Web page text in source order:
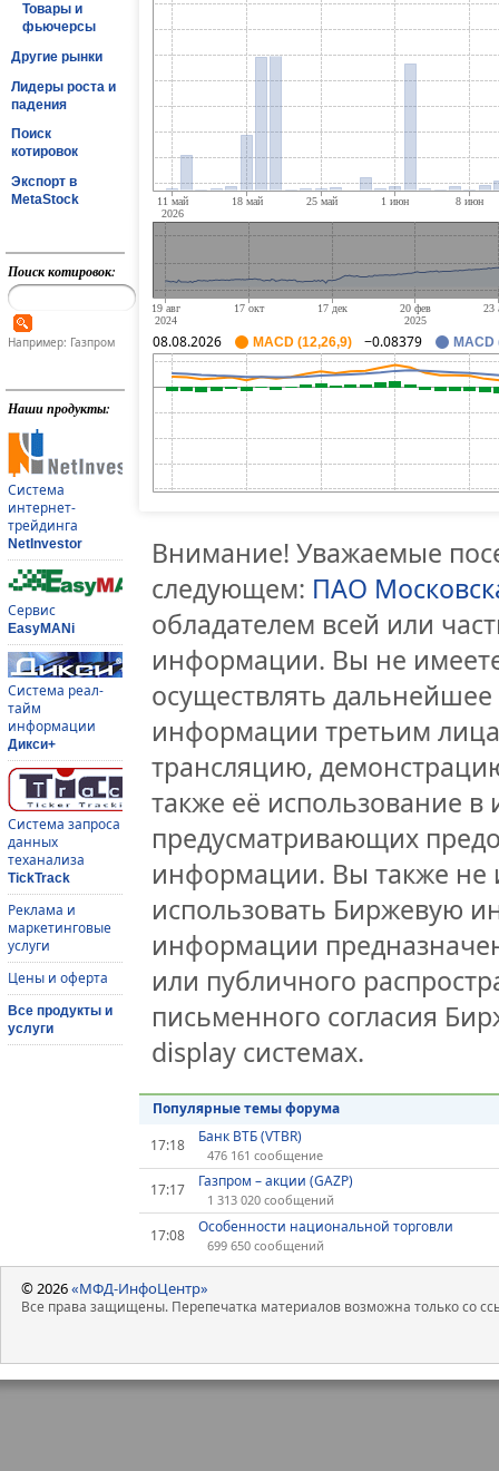
Товары и
фьючерсы
Другие рынки
Лидеры роста и
падения
Поиск
котировок
Экспорт в
MetaStock
Поиск котировок:
Например: Газпром
Наши продукты:
Система
интернет-
трейдинга
NetInvestor
Сервис
EasyMANi
Система реал-
тайм
информации
Дикси+
Система запроса
данных
теханализа
TickTrack
Реклама и
маркетинговые
услуги
Цены и оферта
Все продукты и
услуги
08.08.2026 MACD (12,26,9) −0.08379 MACD
Внимание! Уважаемые
следующем: ПАО
обладателем всей или
информации. Вы не
осуществлять
информации третьим
трансляцию,
также её использование
предусматривающих
информации. Вы также не
использовать Биржевую
информации
или публичного
письменного согласия
display системах.
Популярные темы форума
17:18
Банк ВТБ (VTBR)
476 161 сообщение
17:17 Газпром – акции (GAZP)
1 313 020 сообщений
17:08 Особенности национальной торговли
699 650 сообщений
© 2026«МФД-ИнфоЦентр»
Все права защищены. Перепечатка материалов возможна только со